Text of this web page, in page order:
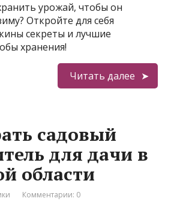
урожай, чтобы он
Откройте для себя
секреты и лучшие
хранения!
Читать далее
садовый
для дачи в
области
Комментарии: 0